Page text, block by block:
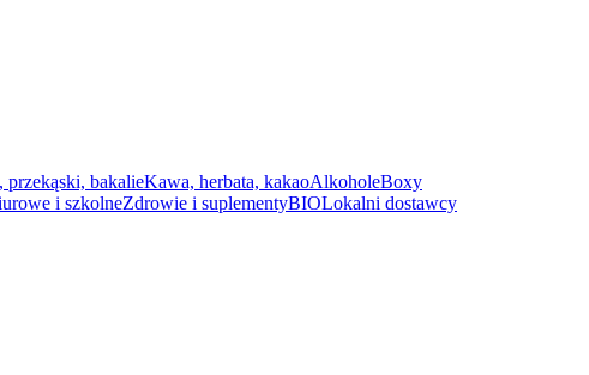
przekąski, bakalieKawa, herbata, kakaoAlkoholeBoxy
i szkolneZdrowie i suplementyBIOLokalni dostawcy